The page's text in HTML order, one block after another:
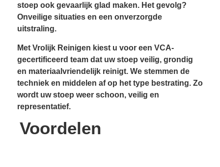
stoep ook gevaarlijk glad maken. Het gevolg?
Onveilige situaties en een onverzorgde
uitstraling.
Met Vrolijk Reinigen kiest u voor een VCA-
gecertificeerd team dat uw stoep veilig, grondig
en materiaalvriendelijk reinigt. We stemmen de
techniek en middelen af op het type bestrating. Zo
wordt uw stoep weer schoon, veilig en
representatief.
Voordelen